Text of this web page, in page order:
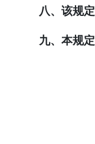
八、该规
九、 本规